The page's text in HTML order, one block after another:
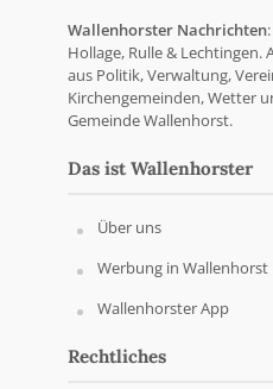
Wallenhorster Nachrichten
Hollage, Rulle & Lechtingen.
aus Politik, Verwaltung,
Kirchengemeinden, Wetter
Gemeinde Wallenhorst.
Das ist Wallenhorster
Über uns
Werbung in Wallenhorst
Wallenhorster App
Rechtliches